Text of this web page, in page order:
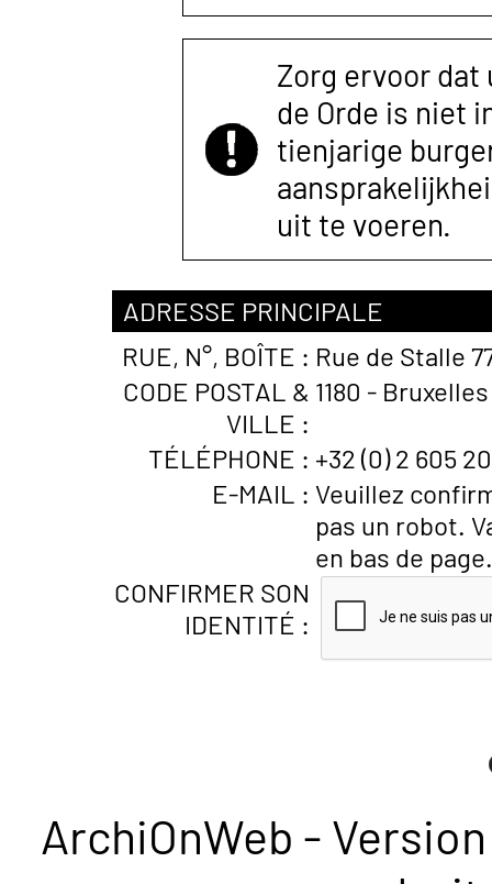
Zorg ervoor
de Orde is niet
tienjarige
uit te voeren.
ADRESSE PRINCIPALE
RUE, N°, BOÎTE : Rue de Stalle
CODE POSTAL &
VILLE :
1180 -
TÉLÉPHONE : +32 (0) 2 605 20
E-MAIL : Veuillez
pas un robot.
en bas de page.
CONFIRMER SON
IDENTITÉ :
ArchiOnWeb -